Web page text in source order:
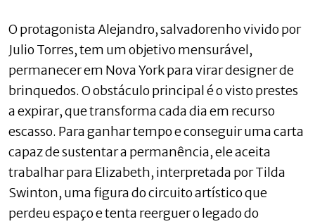
O protagonista Alejandro, salvadorenho vivido por
Julio Torres, tem um objetivo mensurável,
permanecer em Nova York para virar designer de
brinquedos. O obstáculo principal é o visto prestes
a expirar, que transforma cada dia em recurso
escasso. Para ganhar tempo e conseguir uma carta
capaz de sustentar a permanência, ele aceita
trabalhar para Elizabeth, interpretada por Tilda
Swinton, uma figura do circuito artístico que
perdeu espaço e tenta reerguer o legado do